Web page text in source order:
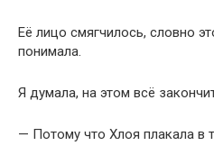
Её лицо смягчилось, словно
понимала.
Я думала, на этом всё
— Потому что Хлоя плакала в